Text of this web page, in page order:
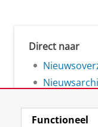
Direct naar
Functioneel